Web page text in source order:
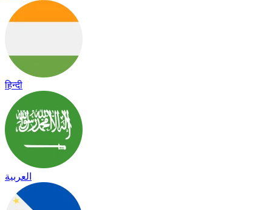
हिन्दी
العربية